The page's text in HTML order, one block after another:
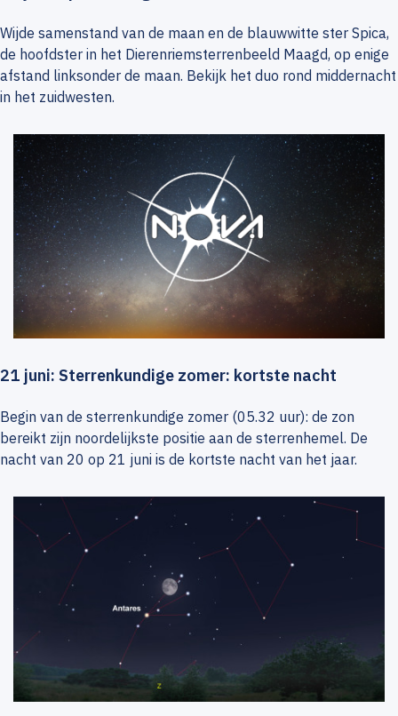
Wijde samenstand van de maan en de blauwwitte ster Spica,
de hoofdster in het Dierenriemsterrenbeeld Maagd, op enige
afstand linksonder de maan. Bekijk het duo rond middernacht
in het zuidwesten.
21 juni: Sterrenkundige zomer: kortste nacht
Begin van de sterrenkundige zomer (05.32 uur): de zon
bereikt zijn noordelijkste positie aan de sterrenhemel. De
nacht van 20 op 21 juni is de kortste nacht van het jaar.